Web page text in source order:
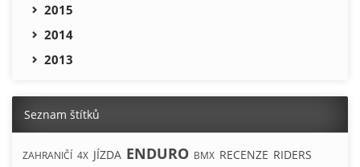
2015
2014
2013
Seznam štítků
ZAHRANIČÍ 4X JÍZDA ENDURO BMX RECENZE RIDERS